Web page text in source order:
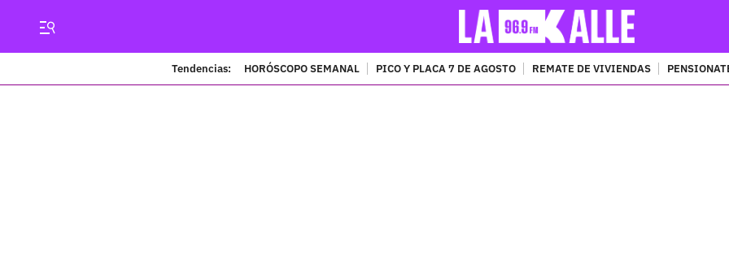
Tendencias: HORÓSCOPO SEMANAL PICO Y PLACA 7 DE AGOSTO REMATE DE VIVIENDAS